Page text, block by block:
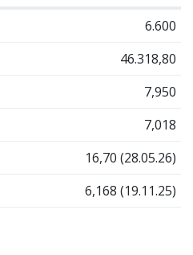
6.600
46.318,80
7,950
7,018
16,70 (28.05.26)
6,168 (19.11.25)